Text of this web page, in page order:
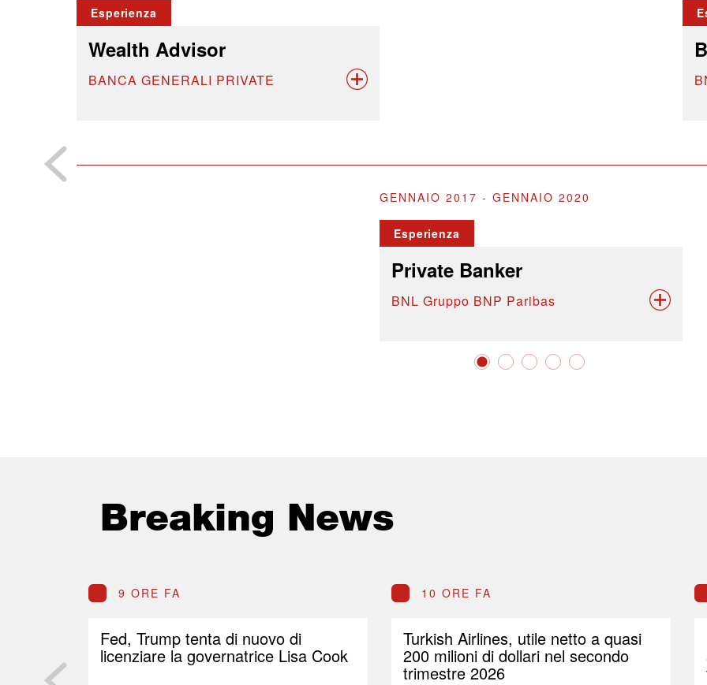
Esperienza
Wealth Advisor
BANCA GENERALI PRIVATE
GENNAIO 2017 - GENNAIO 2020
Esperienza
Private Banker
BNL Gruppo BNP Paribas
Breaking News
9 ORE FA
Fed, Trump tenta di nuovo di
licenziare la governatrice Lisa Cook
10 ORE FA
Turkish Airlines, utile netto a quasi
200 milioni di dollari nel secondo
trimestre 2026